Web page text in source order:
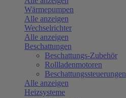
Wärmepumpen
Alle anzeigen
Wechselrichter
Alle anzeigen
Beschattungen
Beschattungs-Zubehör
Rollladenmotoren
Beschattungssteuerungen
Alle anzeigen
Heizsysteme